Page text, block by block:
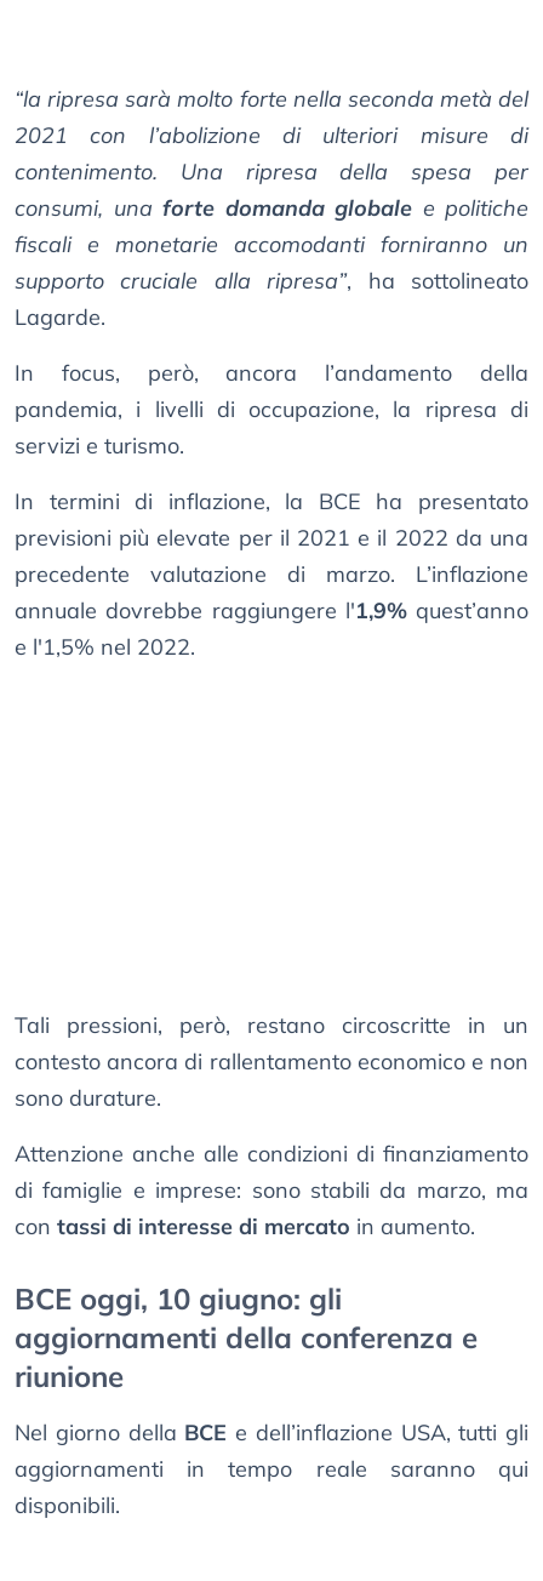
“la ripresa sarà molto forte nella seconda metà del
2021 con l’abolizione di ulteriori misure di
contenimento. Una ripresa della spesa per
consumi, una forte domanda globale e politiche
fiscali e monetarie accomodanti forniranno un
supporto cruciale alla ripresa”, ha sottolineato
Lagarde.
In focus, però, ancora l’andamento della
pandemia, i livelli di occupazione, la ripresa di
servizi e turismo.
In termini di inflazione, la BCE ha presentato
previsioni più elevate per il 2021 e il 2022 da una
precedente valutazione di marzo. L’inflazione
annuale dovrebbe raggiungere l′1,9%quest’anno
e l′1,5% nel 2022.
Tali pressioni, però, restano circoscritte in un
contesto ancora di rallentamento economico e non
sono durature.
Attenzione anche alle condizioni di finanziamento
di famiglie e imprese: sono stabili da marzo, ma
con tassi di interesse di mercato in aumento.
BCE oggi, 10 giugno: gli
aggiornamenti della conferenza e
riunione
Nel giorno della BCE e dell’inflazione USA, tutti gli
aggiornamenti in tempo reale saranno qui
disponibili.